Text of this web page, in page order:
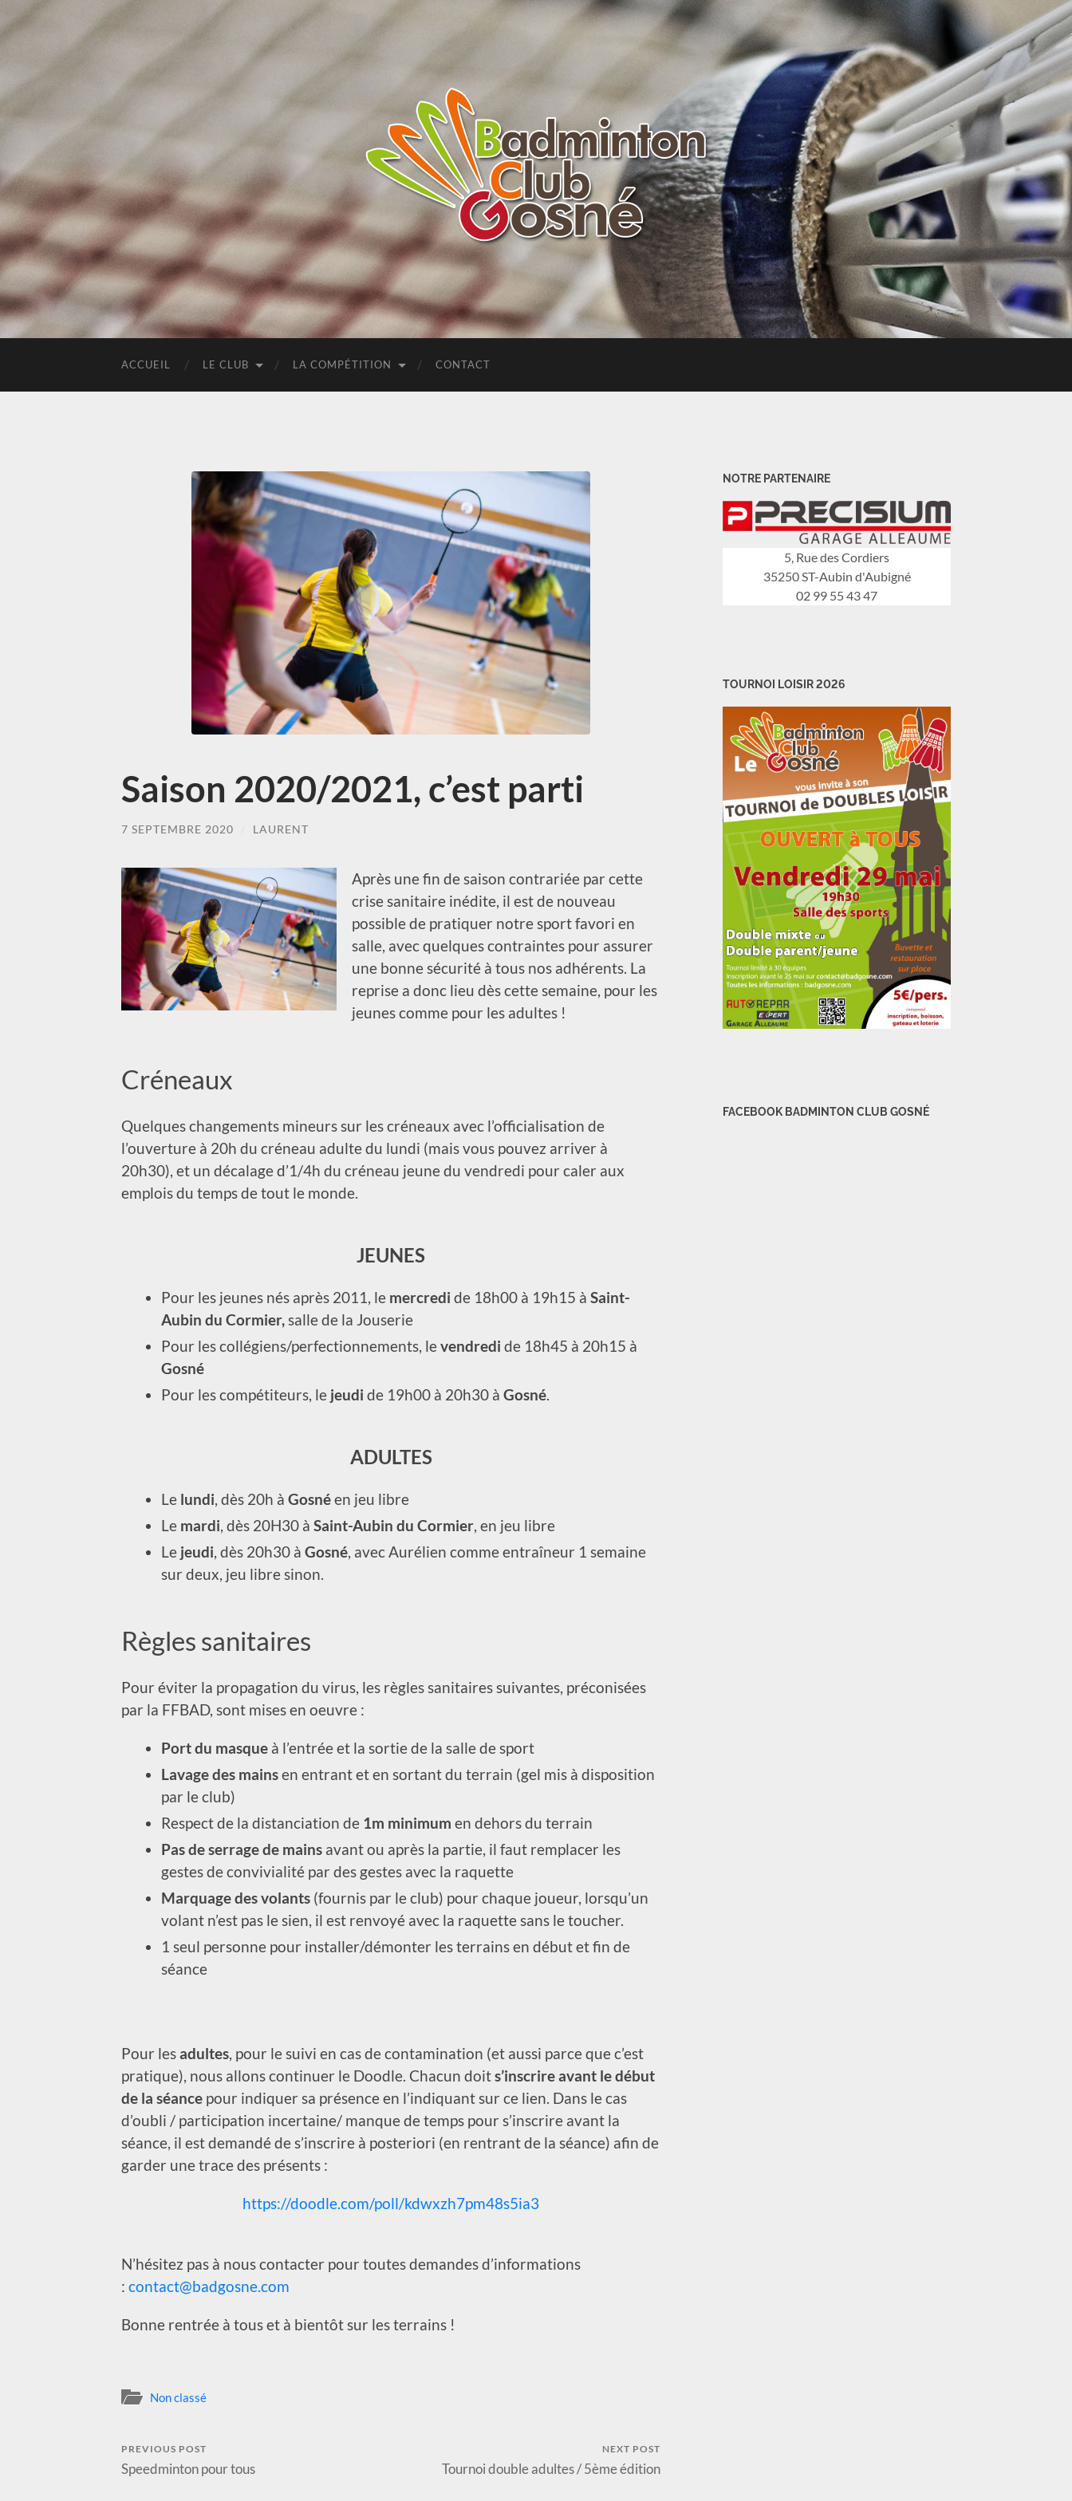
Badminton
Club
Gosné
ACCUEIL LE CLUB LA COMPÉTITION CONTACT
Saison 2020/2021, c’est parti
7 SEPTEMBRE 2020 LAURENT
Après une fin de saison contrariée par cette
crise sanitaire inédite, il est de nouveau
possible de pratiquer notre sport favori en
salle, avec quelques contraintes pour assurer
une bonne sécurité à tous nos adhérents. La
reprise a donc lieu dès cette semaine, pour les
jeunes comme pour les adultes !
Créneaux
Quelques changements mineurs sur les créneaux avec l’officialisation de
l’ouverture à 20h du créneau adulte du lundi (mais vous pouvez arriver à
20h30), et un décalage d’1/4h du créneau jeune du vendredi pour caler aux
emplois du temps de tout le monde.
JEUNES
Pour les jeunes nés après 2011, le mercredi de 18h00 à 19h15 à Saint-
Aubin du Cormier,salle de la Jouserie
Pour les collégiens/perfectionnements, levendredi de 18h45 à 20h15 à
Gosné
Pour les compétiteurs, le jeudi de 19h00 à 20h30 à Gosné.
ADULTES
Le lundi, dès 20h à Gosnéen jeu libre
Le mardi, dès 20H30 à Saint-Aubin du Cormier, en jeu libre
Le jeudi, dès 20h30 à Gosné, avec Aurélien comme entraîneur 1 semaine
sur deux, jeu libre sinon.
Règles sanitaires
Pour éviter la propagation du virus, les règles sanitaires suivantes, préconisées
par la FFBAD, sont mises en oeuvre :
Port du masque à l’entrée et la sortie de la salle de sport
Lavage des mainsen entrant et en sortant du terrain (gel mis à disposition
par le club)
Respect de la distanciation de 1m minimum en dehors du terrain
Pas de serrage de mains avant ou après la partie, il faut remplacer les
gestes de convivialité par des gestes avec la raquette
Marquage des volants (fournis par le club) pour chaque joueur, lorsqu’un
volant n’est pas le sien, il est renvoyé avec la raquette sans le toucher.
1 seul personne pour installer/démonter les terrains en début et fin de
séance
Pour lesadultes, pour le suivi en cas de contamination (et aussi parce que c’est
pratique), nous allons continuer le Doodle. Chacun doits’inscrire avant le début
de la séance pour indiquer sa présence en l’indiquant sur ce lien. Dans le cas
d’oubli / participation incertaine/ manque de temps pour s’inscrire avant la
séance, il est demandé de s’inscrire à posteriori (en rentrant de la séance) afin de
garder une trace des présents :
https://doodle.com/poll/kdwxzh7pm48s5ia3
N’hésitez pas à nous contacter pour toutes demandes d’informations
: contact@badgosne.com
Bonne rentrée à tous et à bientôt sur les terrains !
Non classé
PREVIOUS POST
Speedminton pour tous
NEXT POST
Tournoi double adultes / 5ème édition
NOTRE PARTENAIRE
5, Rue des Cordiers
35250 ST-Aubin d'Aubigné
02 99 55 43 47
TOURNOI LOISIR 2026
FACEBOOK BADMINTON CLUB GOSNÉ